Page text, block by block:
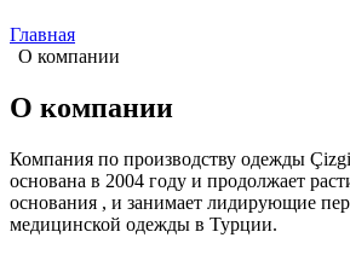
Главная
О компании
О компании
Компания по производству одежды
основана в 2004 году и продолжает
основания , и занимает лидирующие
медицинской одежды в Турции.